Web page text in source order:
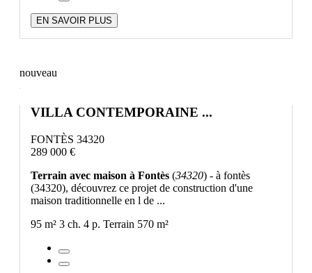
EN SAVOIR PLUS
nouveau
VILLA CONTEMPORAINE ...
FONTÈS 34320
289 000 €
Terrain avec maison à Fontès (34320) - à fontès
(34320), découvrez ce projet de construction d'une
maison traditionnelle en l de ...
95 m² 3 ch. 4 p. Terrain 570 m²